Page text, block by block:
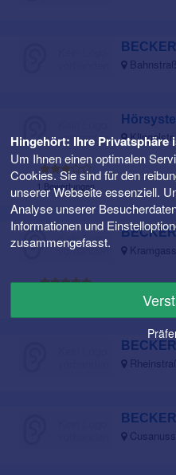
1 Bewertungen
Hingehört: Ihre Privatsphäre
Um Ihnen einen optimalen
Cookies. Sie sind für den
unserer Webseite essenziell.
Analyse unserer
Informationen und
zusammengefasst.